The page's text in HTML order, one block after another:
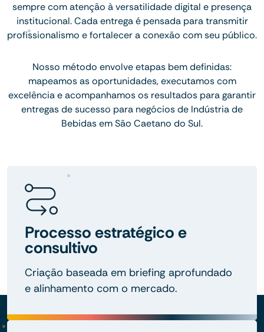
sempre com atenção à versatilidade digital e presença
institucional. Cada entrega é pensada para transmitir
profissionalismo e fortalecer a conexão com seu público.
Nosso método envolve etapas bem definidas:
mapeamos as oportunidades, executamos com
excelência e acompanhamos os resultados para garantir
entregas de sucesso para negócios de Indústria de
Bebidas em São Caetano do Sul.
Processo estratégico e
consultivo
Criação baseada em briefing aprofundado
e alinhamento com o mercado.